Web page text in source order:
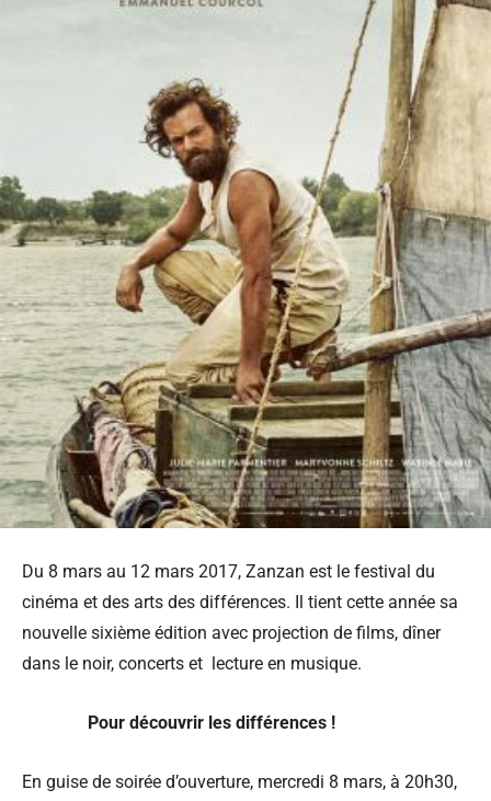
Du 8 mars au 12 mars 2017, Zanzan est le festival du
cinéma et des arts des différences. Il tient cette année sa
nouvelle sixième édition avec projection de films, dîner
dans le noir, concerts et lecture en musique.
Pour découvrir les différences !
En guise de soirée d’ouverture, mercredi 8 mars, à 20h30,